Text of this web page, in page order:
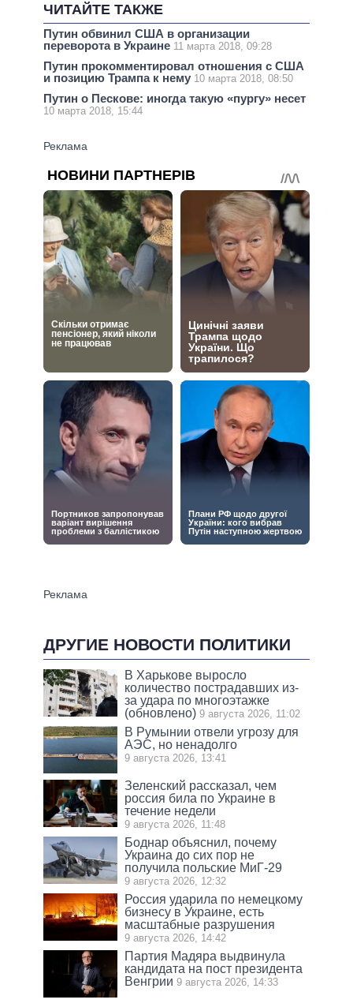
ЧИТАЙТЕ ТАКЖЕ
Путин обвинил США в организации
переворота в Украине 11 марта 2018, 09:28
Путин прокомментировал отношения с США
и позицию Трампа к нему 10 марта 2018, 08:50
Путин о Пескове: иногда такую «пургу» несет
10 марта 2018, 15:44
ДРУГИЕ НОВОСТИ ПОЛИТИКИ
В Харькове выросло
количество пострадавших из-
за удара по многоэтажке
(обновлено) 9 августа 2026, 11:02
В Румынии отвели угрозу для
АЭС, но ненадолго
9 августа 2026, 13:41
Зеленский рассказал, чем
россия била по Украине в
течение недели
9 августа 2026, 11:48
Боднар объяснил, почему
Украина до сих пор не
получила польские МиГ-29
9 августа 2026, 12:32
Россия ударила по немецкому
бизнесу в Украине, есть
масштабные разрушения
9 августа 2026, 14:42
Партия Мадяра выдвинула
кандидата на пост президента
Венгрии 9 августа 2026, 14:33